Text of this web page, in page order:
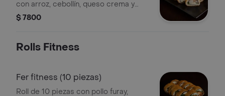
con arroz, cebollín, queso crema y
opción de proteína o verdura.
$ 7800
Rolls Fitness
Fer fitness (10 piezas)
Roll de 10 piezas con pollo furay,